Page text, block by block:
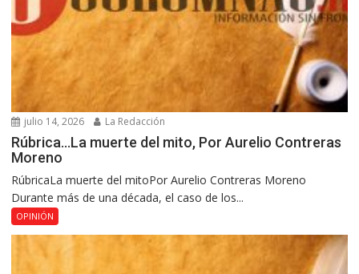
julio 14, 2026 La Redacción
Rúbrica…La muerte del mito, Por Aurelio Contreras
Moreno
RúbricaLa muerte del mitoPor Aurelio Contreras Moreno
Durante más de una década, el caso de los...
OPINIÓN